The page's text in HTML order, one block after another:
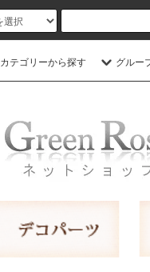
カテゴリーから探す グルー